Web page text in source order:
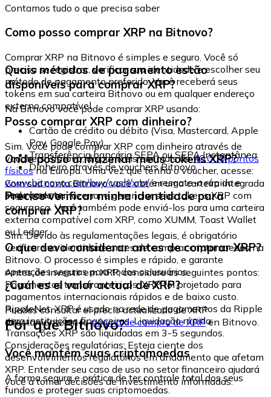
Contamos tudo o que precisa saber
Como posso comprar XRP na Bitnovo?
Comprar XRP na Bitnovo é simples e seguro. Você só
precisa se registrar, verificar sua identidade e escolher seu
método de pagamento preferido. Você receberá seus
tokens em sua carteira Bitnovo ou em qualquer endereço
externo compatível.
Quais métodos de pagamento estão
disponíveis para comprar XRP?
Na Bitnovo você pode comprar XRP usando:
Cartão de crédito ou débito (Visa, Mastercard, Apple
Pay, Google Pay)
Transferência bancária SEPA ou SEPA Instantânea
Dinheiro através de vouchers Bitnovo
Posso comprar XRP com dinheiro?
Sim. Você pode comprar XRP com dinheiro através de
vouchers Bitnovo, disponíveis em mais de40.000 pontos
físicosna Europa. Uma vez que tenha o voucher, acesse:
www.bitnovo.com/buy/cash/xrp/e resgate-o rápida e
seguramente.
Onde posso armazenar meus tokens XRP?
Com sua conta Bitnovo você obtém uma carteira integrada
onde pode armazenar e gerenciar seus tokens XRP com
segurança. Você também pode enviá-los para uma carteira
externa compatível com XRP, como XUMM, Toast Wallet
ou Ledger.
Preciso verificar minha identidade para
comprar XRP?
Sim. Devido às regulamentações legais, é obrigatório
verificar sua identidade antes de comprar criptomoedas na
Bitnovo. O processo é simples e rápido, e garante
operações seguras para todos os usuários.
O que devo considerar antes de comprar XRP?
Antes de investir em XRP, considere os seguintes pontos:
Pagamentos transfronteiriços: XRP foi projetado para
pagamentos internacionais rápidos e de baixo custo.
RippleNet: XRP é usado na rede de pagamentos da Ripple
para instituições financeiras. Liquidação rápida:
Transações XRP são liquidadas em 3-5 segundos.
Considerações regulatórias: Esteja ciente dos
desenvolvimentos regulatórios em andamento que afetam
XRP. Entender seu caso de uso no setor financeiro ajudará
você a tomar decisões de investimento informadas.
¿Cuál es el valor actual de XRP?
Puedes consultar el precio actualizado de XRP
directamente en lapágina de compra de XRPen Bitnovo.
Por que Bitnovo?
Você mantém suas criptomoedas
A forma segura e prática de ter controle total dos seus
fundos e proteger suas criptomoedas.